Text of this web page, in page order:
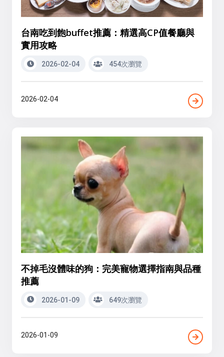
台南吃到飽buffet推薦：精選高CP值餐廳與
實用攻略
2026-02-04 454次瀏覽
2026-02-04
不掉毛沒體味的狗：完美寵物選擇指南與品種
推薦
2026-01-09 649次瀏覽
2026-01-09